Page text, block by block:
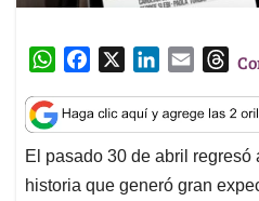
W
a
t
s
A
c
e
b
o
n
k
e
d
a
i
l
T
r
e
a
d
El pasado 30 de abril regresó
historia que generó gran